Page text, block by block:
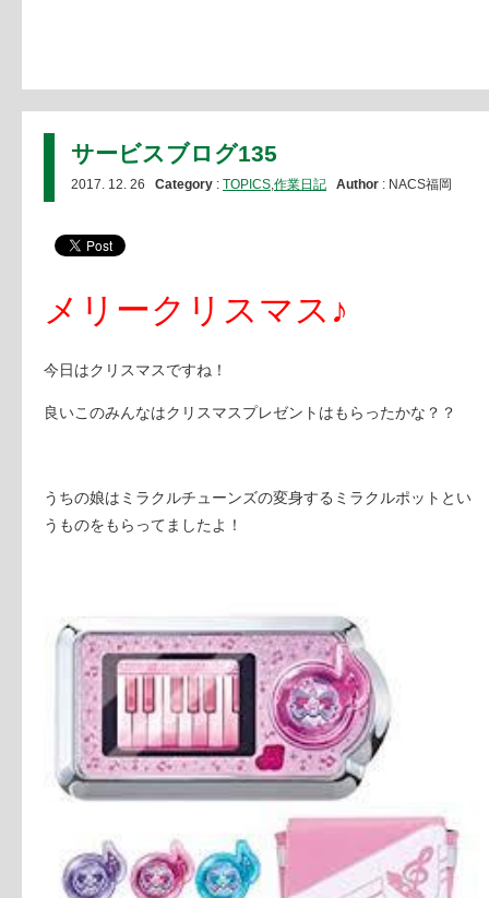
サービスブログ135
2017. 12. 26 Category : TOPICS,作業日記 Author : NACS福岡
メリークリスマス♪
今日はクリスマスですね！
良いこのみんなはクリスマスプレゼントはもらったかな？？
うちの娘はミラクルチューンズの変身するミラクルポットとい
うものをもらってましたよ！